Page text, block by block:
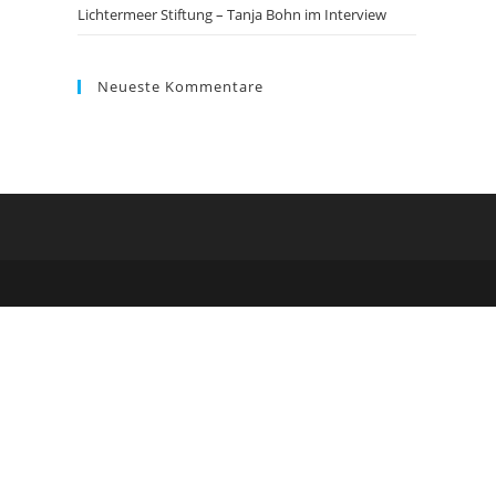
Lichtermeer Stiftung – Tanja Bohn im Interview
Neueste Kommentare